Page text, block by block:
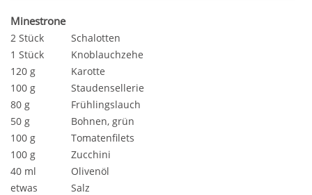
Minestrone
2 Stück
Schalotten
1 Stück
Knoblauchzehe
120 g
Karotte
100 g
Staudensellerie
80 g
Frühlingslauch
50 g
Bohnen, grün
100 g
Tomatenfilets
100 g
Zucchini
40 ml
Olivenöl
etwas
Salz